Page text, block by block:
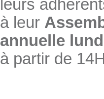
leurs
à leur
annuelle
à partir de